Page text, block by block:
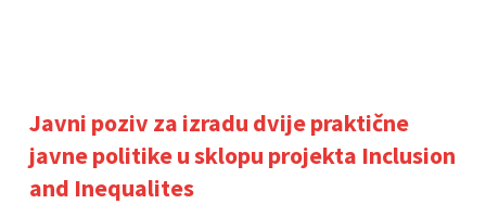
Javni poziv za izradu dvije praktične
javne politike u sklopu projekta Inclusion
and Inequalites